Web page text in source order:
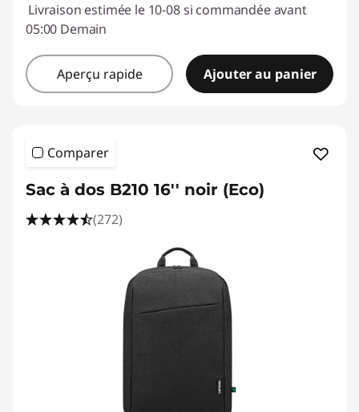
Livraison estimée le 10-08 si commandée avant
05:00 Demain
Aperçu rapide Ajouter au panier
Comparer
Sac à dos B210 16'' noir (Eco)
(272)